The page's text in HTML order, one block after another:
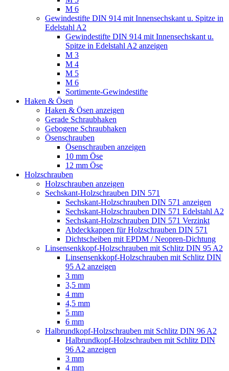
M 6
Gewindestifte DIN 914 mit Innensechskant u. Spitze in
Edelstahl A2
Gewindestifte DIN 914 mit Innensechskant u.
Spitze in Edelstahl A2 anzeigen
M 3
M 4
M 5
M 6
Sortimente-Gewindestifte
Haken & Ösen
Haken & Ösen anzeigen
Gerade Schraubhaken
Gebogene Schraubhaken
Ösenschrauben
Ösenschrauben anzeigen
10 mm Öse
12 mm Öse
Holzschrauben
Holzschrauben anzeigen
Sechskant-Holzschrauben DIN 571
Sechskant-Holzschrauben DIN 571 anzeigen
Sechskant-Holzschrauben DIN 571 Edelstahl A2
Sechskant-Holzschrauben DIN 571 Verzinkt
Abdeckkappen für Holzschrauben DIN 571
Dichtscheiben mit EPDM / Neopren-Dichtung
Linsensenkkopf-Holzschrauben mit Schlitz DIN 95 A2
Linsensenkkopf-Holzschrauben mit Schlitz DIN
95 A2 anzeigen
3 mm
3,5 mm
4 mm
4,5 mm
5 mm
6 mm
Halbrundkopf-Holzschrauben mit Schlitz DIN 96 A2
Halbrundkopf-Holzschrauben mit Schlitz DIN
96 A2 anzeigen
3 mm
4 mm